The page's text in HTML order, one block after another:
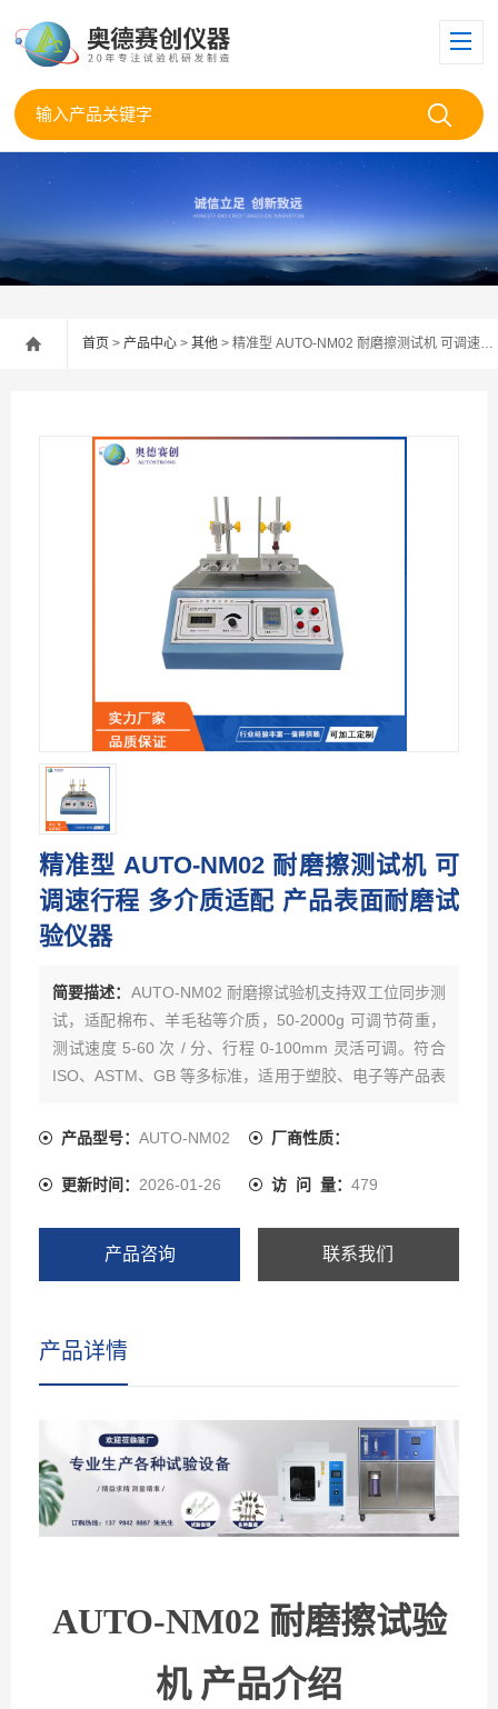
首页 > 产品中心 > 其他 > 精准型 AUTO-NM02 耐磨擦测试机 可调速行程 多介质适配 产品表面耐磨试验仪器
精准型 AUTO-NM02 耐磨擦测试机 可
调速行程 多介质适配 产品表面耐磨试
验仪器
简要描述： AUTO-NM02 耐磨擦试验机支持双工位同步测
试，适配棉布、羊毛毡等介质，50-2000g 可调节荷重，
测试速度 5-60 次 / 分、行程 0-100mm 灵活可调。符合
ISO、ASTM、GB 等多标准，适用于塑胶、电子等产品表
业品质管控的专用检测设备。
产品型号： AUTO-NM02 厂商性质：
更新时间： 2026-01-26 访 问 量： 479
产品咨询 联系我们
产品详情
AUTO-NM02 耐磨擦试验
机 产品介绍